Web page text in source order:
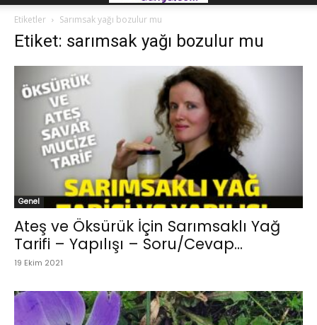
Etiketler Sarımsak yağı bozulur mu
Etiket: sarımsak yağı bozulur mu
Genel
Ateş ve Öksürük İçin Sarımsaklı Yağ
Tarifi – Yapılışı – Soru/Cevap...
19 Ekim 2021